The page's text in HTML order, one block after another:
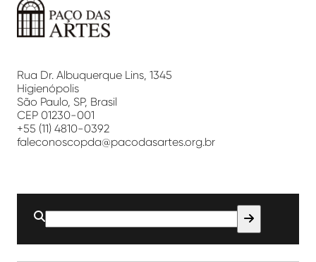
Artes
Rua Dr. Albuquerque Lins, 1345
Higienópolis
São Paulo, SP, Brasil
CEP 01230-001
+55 (11) 4810-0392
faleconoscopda@pacodasartes.org.br
Buscar
por: